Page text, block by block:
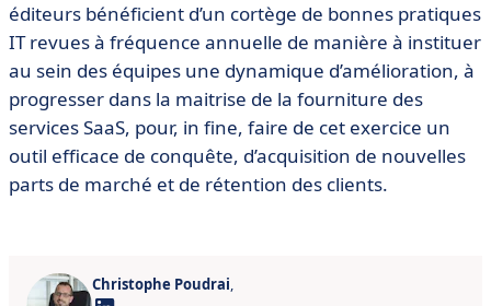
éditeurs bénéficient d’un cortège de bonnes pratiques
IT revues à fréquence annuelle de manière à instituer
au sein des équipes une dynamique d’amélioration, à
progresser dans la maitrise de la fourniture des
services SaaS, pour, in fine, faire de cet exercice un
outil efficace de conquête, d’acquisition de nouvelles
parts de marché et de rétention des clients.
Christophe Poudrai,